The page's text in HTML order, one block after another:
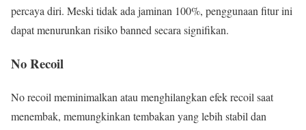
percaya diri. Meski tidak ada jaminan 100%, penggunaan fitur ini
dapat menurunkan risiko banned secara signifikan.
No Recoil
No recoil meminimalkan atau menghilangkan efek recoil saat
menembak, memungkinkan tembakan yang lebih stabil dan